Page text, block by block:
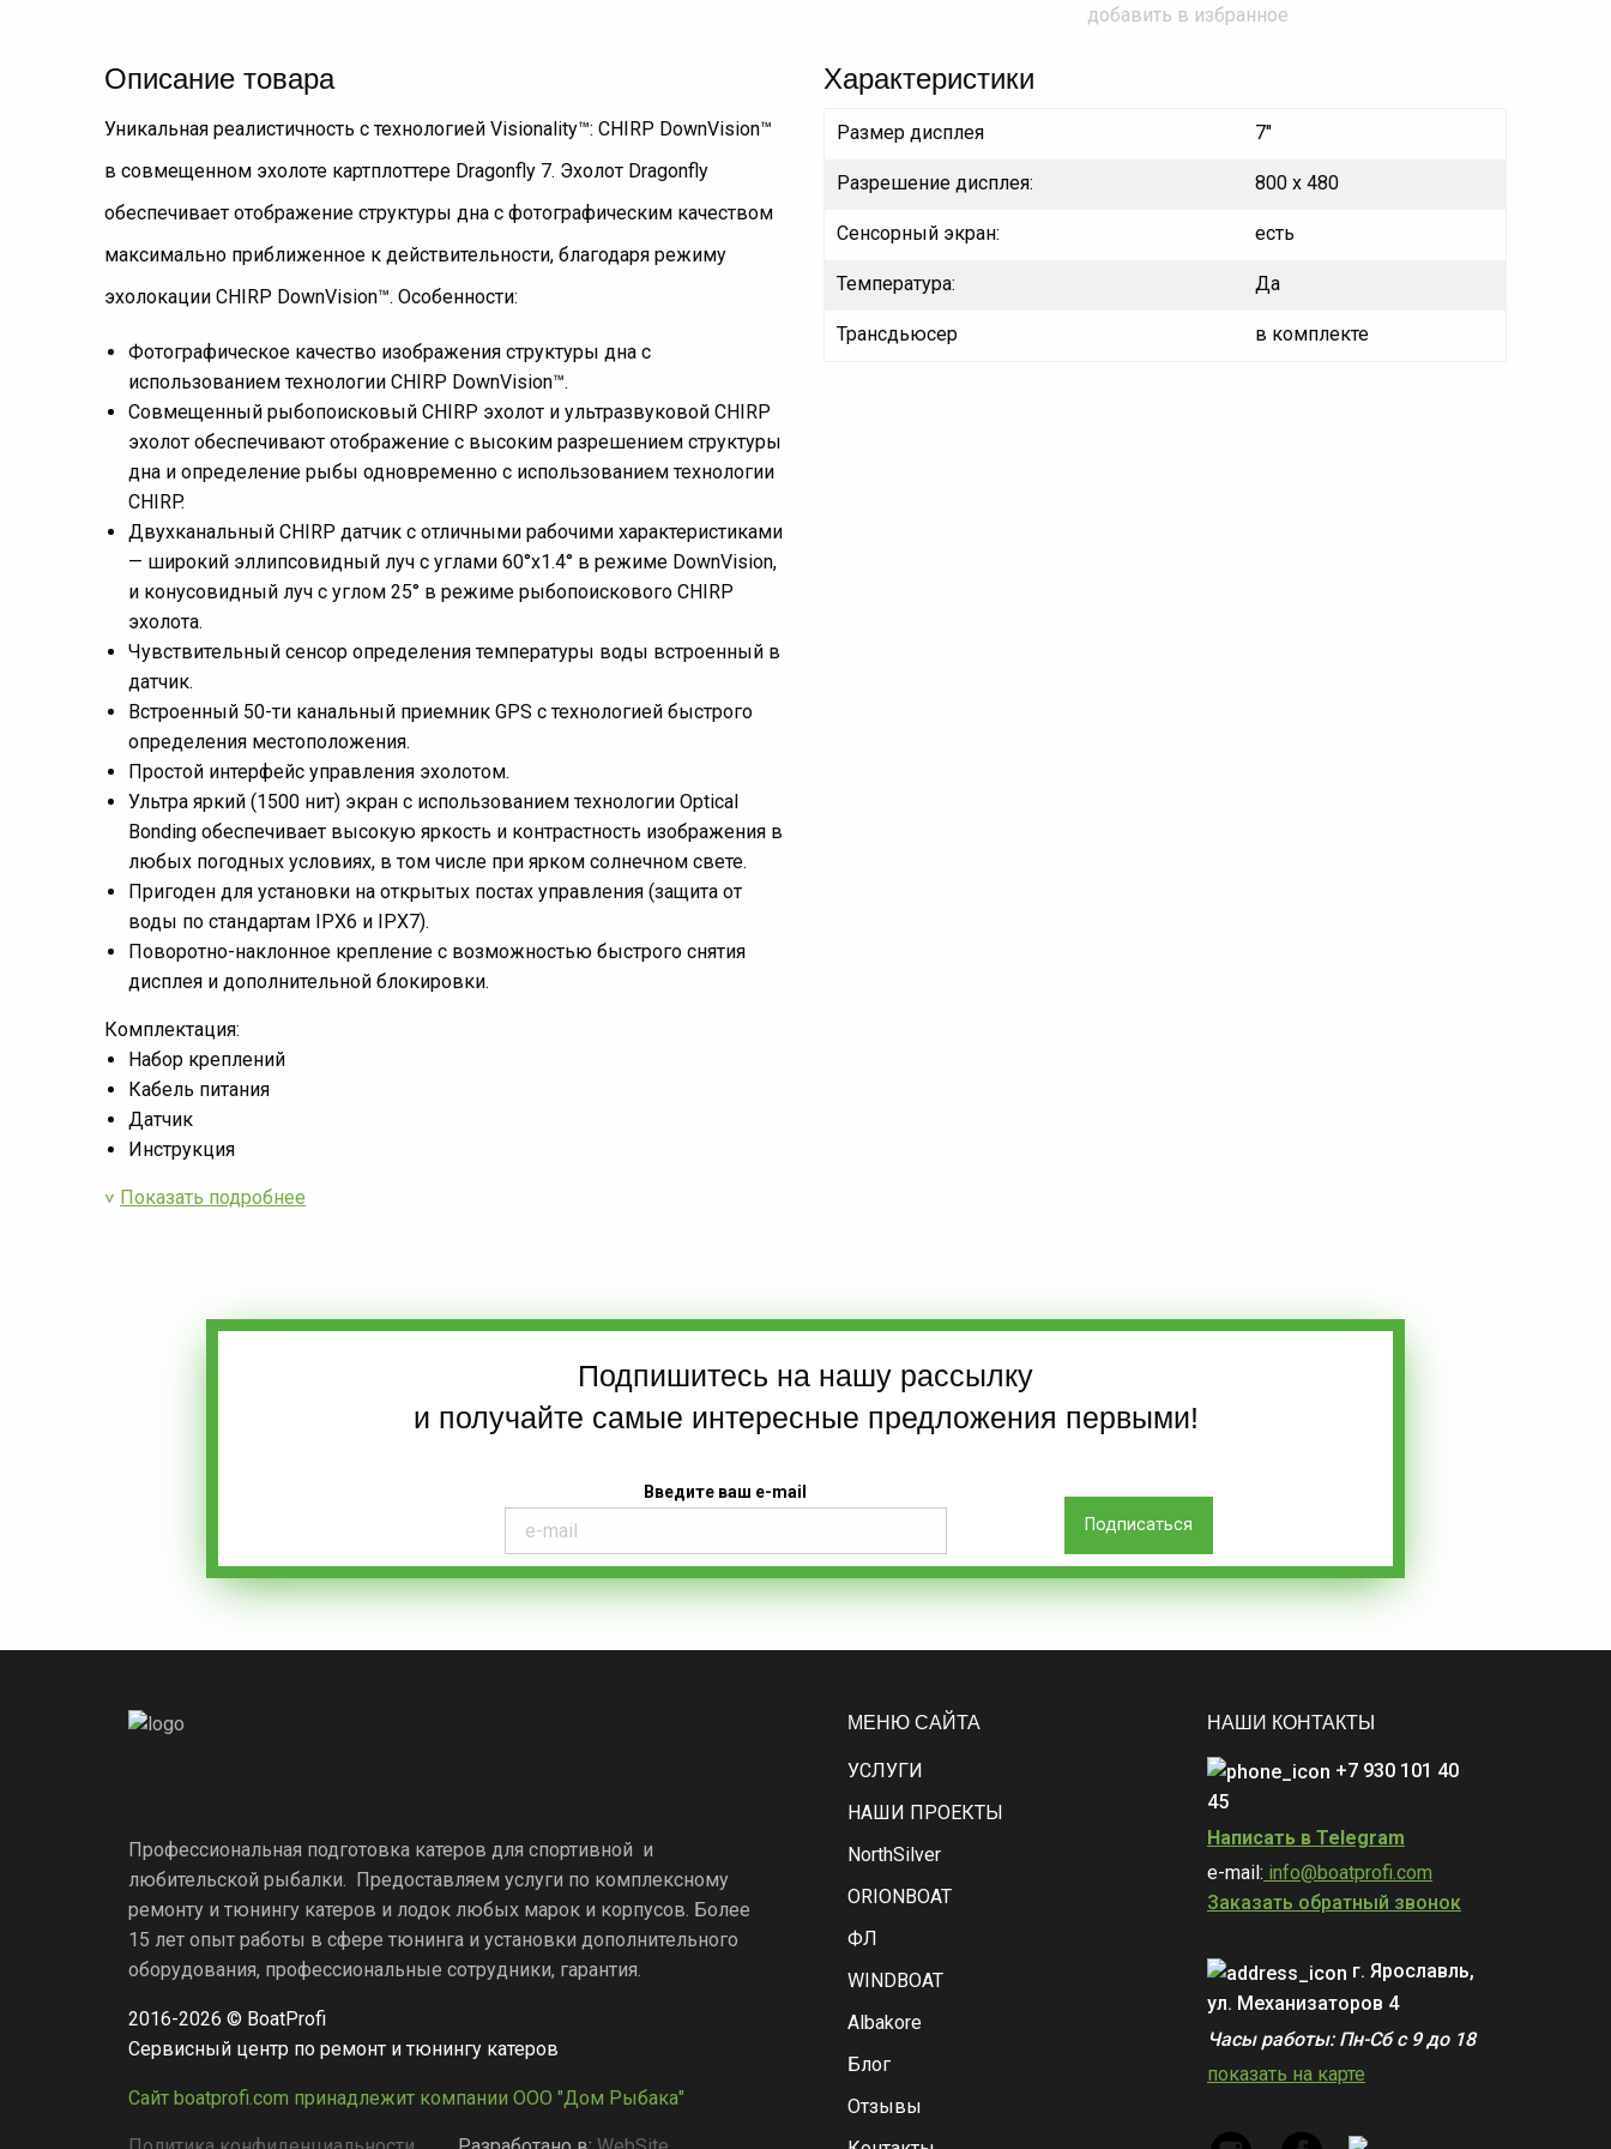
добавить в избранное
Описание товара
Уникальная реалистичность c технологией Visionality™: CHIRP DownVision™
в совмещенном эхолоте картплоттере Dragonfly 7. Эхолот Dragonfly
обеспечивает отображение структуры дна с фотографическим качеством
максимально приближенное к действительности, благодаря режиму
эхолокации CHIRP DownVision™. Особенности:
Фотографическое качество изображения структуры дна с
использованием технологии CHIRP DownVision™.
Совмещенный рыбопоисковый CHIRP эхолот и ультразвуковой CHIRP
эхолот обеспечивают отображение с высоким разрешением структуры
дна и определение рыбы одновременно с использованием технологии
CHIRP.
Двухканальный CHIRP датчик с отличными рабочими характеристиками
— широкий эллипсовидный луч с углами 60°x1.4° в режиме DownVision,
и конусовидный луч с углом 25° в режиме рыбопоискового CHIRP
эхолота.
Чувствительный сенсор определения температуры воды встроенный в
датчик.
Встроенный 50-ти канальный приемник GPS с технологией быстрого
определения местоположения.
Простой интерфейс управления эхолотом.
Ультра яркий (1500 нит) экран с использованием технологии Optical
Bonding обеспечивает высокую яркость и контрастность изображения в
любых погодных условиях, в том числе при ярком солнечном свете.
Пригоден для установки на открытых постах управления (защита от
воды по стандартам IPX6 и IPX7).
Поворотно-наклонное крепление с возможностью быстрого снятия
дисплея и дополнительной блокировки.
Комплектация:
Набор креплений
Кабель питания
Датчик
Инструкция
Показать подробнее
Характеристики
Размер дисплея 7"
Разрешение дисплея: 800 x 480
Сенсорный экран: есть
Температура: Да
Трансдьюсер в комплекте
Подпишитесь на нашу рассылку
и получайте самые интересные предложения первыми!
Введите ваш e-mail
Профессиональная подготовка катеров для спортивной и
любительской рыбалки. Предоставляем услуги по комплексному
ремонту и тюнингу катеров и лодок любых марок и корпусов. Более
15 лет опыт работы в сфере тюнинга и установки дополнительного
оборудования, профессиональные сотрудники, гарантия.
2016-2026 © BoatProfi
Сервисный центр по ремонт и тюнингу катеров
Сайт boatprofi.com принадлежит компании ООО "Дом Рыбака"
МЕНЮ САЙТА
УСЛУГИ
НАШИ ПРОЕКТЫ
NorthSilver
ORIONBOAT
ФЛ
WINDBOAT
Albakore
Блог
Отзывы
НАШИ КОНТАКТЫ
+7 930 101 40
45
Написать в Telegram
e-mail: info@boatprofi.com
Заказать обратный звонок
г. Ярославль,
ул. Механизаторов 4
Часы работы: Пн-Сб с 9 до 18
показать на карте